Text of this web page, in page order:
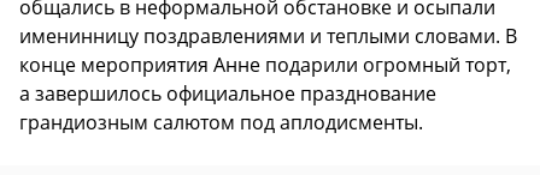
общались в неформальной обстановке и осыпали
именинницу поздравлениями и теплыми словами. В
конце мероприятия Анне подарили огромный торт,
а завершилось официальное празднование
грандиозным салютом под аплодисменты.